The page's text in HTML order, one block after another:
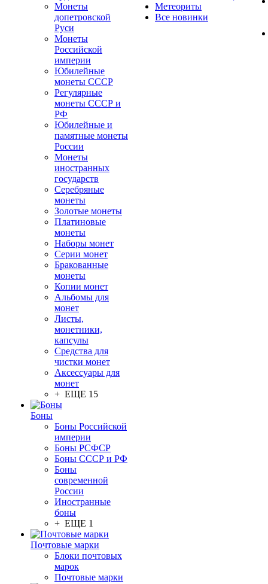
Монеты
допетровской
Руси
Монеты
Российской
империи
Юбилейные
монеты СССР
Регулярные
монеты СССР и
РФ
Юбилейные и
памятные монеты
России
Монеты
иностранных
государств
Серебряные
монеты
Золотые монеты
Платиновые
монеты
Наборы монет
Серии монет
Бракованные
монеты
Копии монет
Альбомы для
монет
Листы,
монетники,
капсулы
Средства для
чистки монет
Аксессуары для
монет
+ ЕЩЕ 15
Боны
Боны Российской
империи
Боны РСФСР
Боны СССР и РФ
Боны
современной
России
Иностранные
боны
+ ЕЩЕ 1
Почтовые марки
Блоки почтовых
марок
Почтовые марки
Метеориты
Все новинки